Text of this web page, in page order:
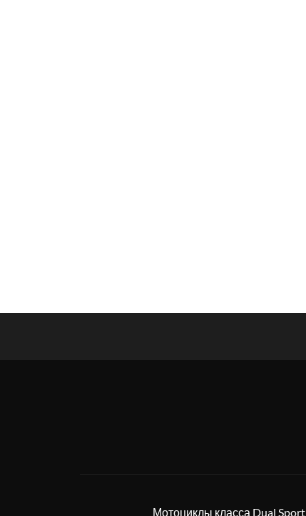
Мотоциклы класса Dual Sport